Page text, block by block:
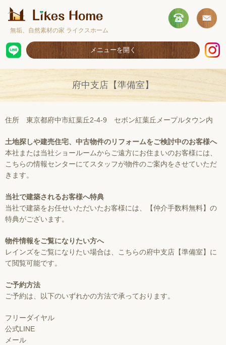
無垢、自然素材の家 ライクスホーム
メニューを開く
ホーム
コンセプト
お客様の声
ショールームのご案内
採用情報
府中支店【準備室】
住所 東京都府中市紅葉丘2-4-9 セボン紅葉丘メープルタウン内
土地探しや建売住宅、中古物件のリフォームをご検討中のお客様へ
本社または当社ショールームからご遠方にお住まいのお客様には、
こちらの情報センターにてスタッフが物件のご案内をさせていただ
きます。
当社で建築されるお客様へ特典
当社で建築をお任せいただいたお客様には、【仲介手数料無料】の
特典がございます。
物件情報をご覧になりたい方へ
レインズをご覧になりたい場合は、こちらの府中支店【準備室】に
て閲覧可能です。
ご予約方法
ご予約は、以下のいずれかの方法で承っております。
フリーダイヤル
公式LINE
メール